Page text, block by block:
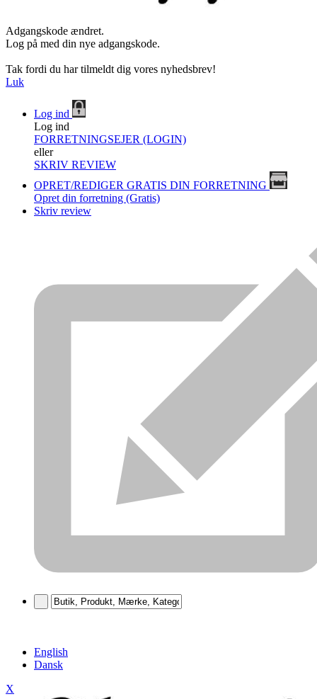
Adgangskode ændret.
Log på med din nye adgangskode.
Tak fordi du har tilmeldt dig vores nyhedsbrev!
Luk
Log ind
Log ind
FORRETNINGSEJER (LOGIN)
eller
SKRIV REVIEW
OPRET/REDIGER GRATIS DIN FORRETNING
Opret din forretning (Gratis)
Skriv review
English
Dansk
X